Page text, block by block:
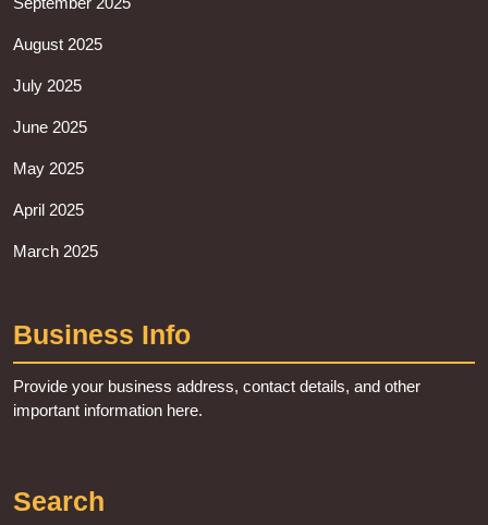
August 2025
July 2025
June 2025
May 2025
April 2025
March 2025
Business Info
Provide your business address, contact details, and other
important information here.
Search